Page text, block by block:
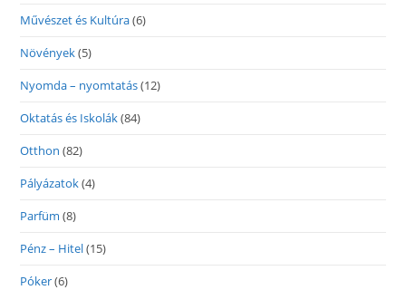
Művészet és Kultúra(6)
Növények(5)
Nyomda – nyomtatás(12)
Oktatás és Iskolák(84)
Otthon (82)
Pályázatok(4)
Parfüm (8)
Pénz – Hitel(15)
Póker(6)